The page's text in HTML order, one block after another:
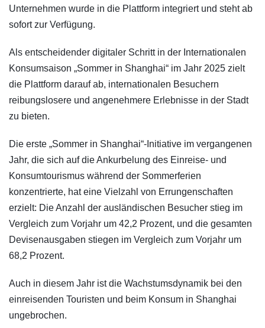
Unternehmen wurde in die Plattform integriert und steht ab
sofort zur Verfügung.
Als entscheidender digitaler Schritt in der Internationalen
Konsumsaison „Sommer in Shanghai“ im Jahr 2025 zielt
die Plattform darauf ab, internationalen Besuchern
reibungslosere und angenehmere Erlebnisse in der Stadt
zu bieten.
Die erste „Sommer in Shanghai“-Initiative im vergangenen
Jahr, die sich auf die Ankurbelung des Einreise- und
Konsumtourismus während der Sommerferien
konzentrierte, hat eine Vielzahl von Errungenschaften
erzielt: Die Anzahl der ausländischen Besucher stieg im
Vergleich zum Vorjahr um 42,2 Prozent, und die gesamten
Devisenausgaben stiegen im Vergleich zum Vorjahr um
68,2 Prozent.
Auch in diesem Jahr ist die Wachstumsdynamik bei den
einreisenden Touristen und beim Konsum in Shanghai
ungebrochen.